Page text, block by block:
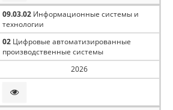
09.03.02 Информационные системы и
технологии
02 Цифровые автоматизированные
производственные системы
2026